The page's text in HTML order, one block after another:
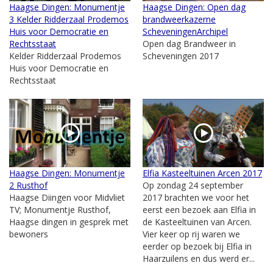
Haagse Dingen: Monumentje
3 Kelder Ridderzaal Prodemos
Huis voor Democratie en
Rechtsstaat
Kelder Ridderzaal Prodemos
Huis voor Democratie en
Rechtsstaat
Haagse Dingen: Open dag
brandweerkazerne
ScheveningenArchipel
Open dag Brandweer in
Scheveningen 2017
Haagse Dingen: Monumentje
2 Rusthof
Haagse Diingen voor Midvliet
TV; Monumentje Rusthof,
Haagse dingen in gesprek met
bewoners
Elfia Kasteeltuinen Arcen 2017
Op zondag 24 september
2017 brachten we voor het
eerst een bezoek aan Elfia in
de Kasteeltuinen van Arcen.
Vier keer op rij waren we
eerder op bezoek bij Elfia in
Haarzuilens en dus werd er...